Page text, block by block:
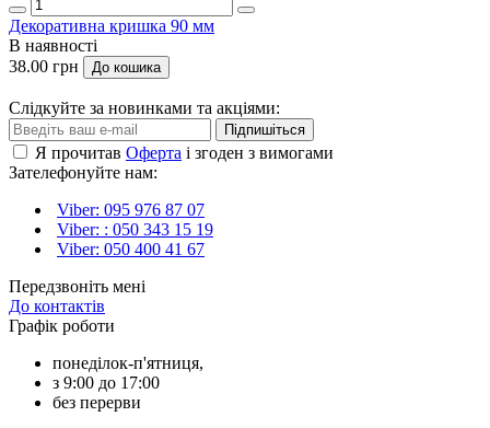
Декоративна кришка 90 мм
В наявності
38.00 грн
До кошика
Слідкуйте за новинками та акціями:
Підпишіться
Я прочитав Оферта і згоден з вимогами
Зателефонуйте нам:
Viber: 095 976 87 07
Viber: : 050 343 15 19‬
Viber: 050 400 41 67
Передзвоніть мені
До контактів
Графік роботи
понеділок-п'ятниця,
з 9:00 до 17:00
без перерви